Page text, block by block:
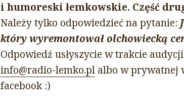
i humoreski łemkowskie. Część
Należy tylko odpowiedzieć na pytanie:
który wyremontował olchowiecką
Odpowiedź usłyszycie w trakcie
info@radio-lemko.pl albo w prywatnej
facebook :)